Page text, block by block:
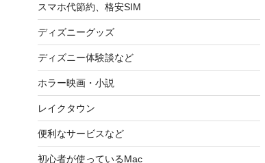
スマホ代節約、格安SIM
ディズニーグッズ
ディズニー体験談など
ホラー映画・小説
レイクタウン
便利なサービスなど
初心者が使っているMac